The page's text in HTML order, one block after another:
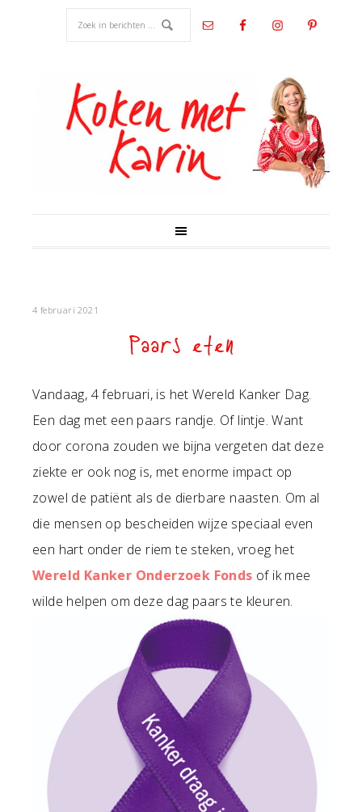
4 februari 2021
Paars eten
Vandaag, 4 februari, is het Wereld Kanker Dag.
Een dag met een paars randje. Of lintje. Want
door corona zouden we bijna vergeten dat deze
ziekte er ook nog is, met enorme impact op
zowel de patiënt als de dierbare naasten. Om al
die mensen op bescheiden wijze speciaal even
een hart onder de riem te steken, vroeg het
Wereld Kanker Onderzoek Fonds of ik mee
wilde helpen om deze dag paars te kleuren.